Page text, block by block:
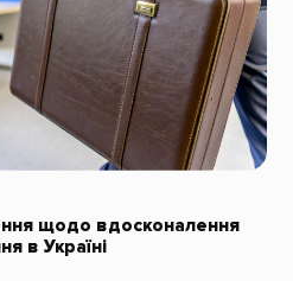
щодо вдосконалення
в Україні